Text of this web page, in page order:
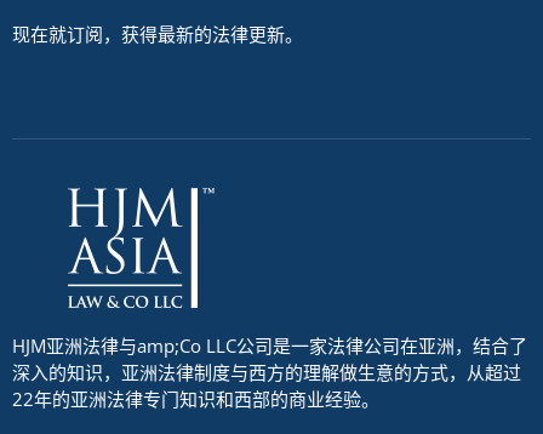
现在就订阅，获得最新的法律更新。
HJM亚洲法律与amp;Co LLC公司是一家法律公司在亚洲，结合了
深入的知识，亚洲法律制度与西方的理解做生意的方式，从超过
22年的亚洲法律专门知识和西部的商业经验。